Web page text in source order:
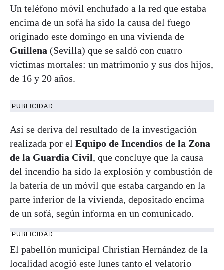
Un teléfono móvil enchufado a la red que estaba
encima de un sofá ha sido la causa del fuego
originado este domingo en una vivienda de
Guillena (Sevilla) que se saldó con cuatro
víctimas mortales: un matrimonio y sus dos hijos,
de 16 y 20 años.
PUBLICIDAD
Así se deriva del resultado de la investigación
realizada por el Equipo de Incendios de la Zona
de la Guardia Civil, que concluye que la causa
del incendio ha sido la explosión y combustión de
la batería de un móvil que estaba cargando en la
parte inferior de la vivienda, depositado encima
de un sofá, según informa en un comunicado.
PUBLICIDAD
El pabellón municipal Christian Hernández de la
localidad acogió este lunes tanto el velatorio